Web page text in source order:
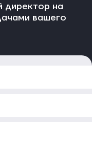
директор на
вашего